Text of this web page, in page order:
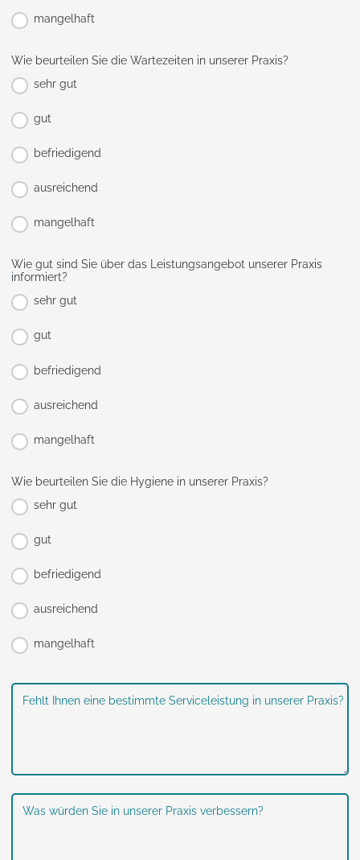
mangelhaft
Wie beurteilen Sie die Wartezeiten in unserer Praxis?
sehr gut
gut
befriedigend
ausreichend
mangelhaft
Wie gut sind Sie über das Leistungsangebot unserer Praxis
informiert?
sehr gut
gut
befriedigend
ausreichend
mangelhaft
Wie beurteilen Sie die Hygiene in unserer Praxis?
sehr gut
gut
befriedigend
ausreichend
mangelhaft
Fehlt Ihnen eine bestimmte Serviceleistung in unserer Praxis?
Was würden Sie in unserer Praxis verbessern?